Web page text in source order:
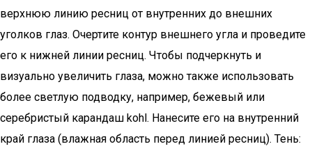
верхнюю линию ресниц от внутренних до внешних
уголков глаз. Очертите контур внешнего угла и проведите
его к нижней линии ресниц. Чтобы подчеркнуть и
визуально увеличить глаза, можно также использовать
более светлую подводку, например, бежевый или
серебристый карандаш kohl. Нанесите его на внутренний
край глаза (влажная область перед линией ресниц). Тень: